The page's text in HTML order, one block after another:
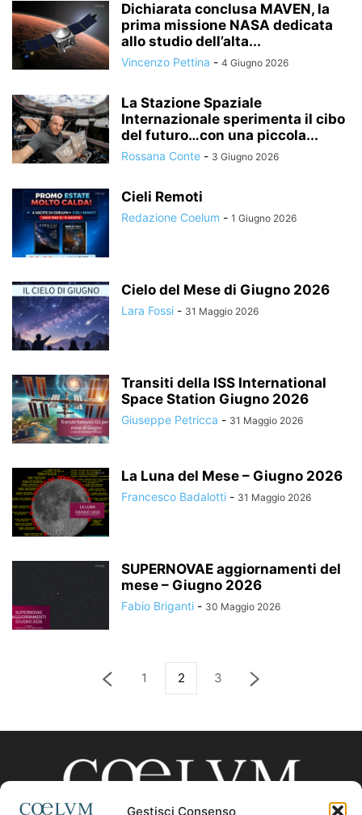
Gestisci Consenso
Dichiarata conclusa MAVEN, la
prima missione NASA dedicata
allo studio dell’alta...
Vincenzo Pettina - 4 Giugno 2026
La Stazione Spaziale
Internazionale sperimenta il cibo
del futuro…con una piccola...
Rossana Conte - 3 Giugno 2026
Cieli Remoti
Redazione Coelum - 1 Giugno 2026
Cielo del Mese di Giugno 2026
Lara Fossi - 31 Maggio 2026
Transiti della ISS International
Space Station Giugno 2026
Giuseppe Petricca - 31 Maggio 2026
La Luna del Mese – Giugno 2026
Francesco Badalotti - 31 Maggio 2026
SUPERNOVAE aggiornamenti del
mese – Giugno 2026
Fabio Briganti - 30 Maggio 2026
1 2 3